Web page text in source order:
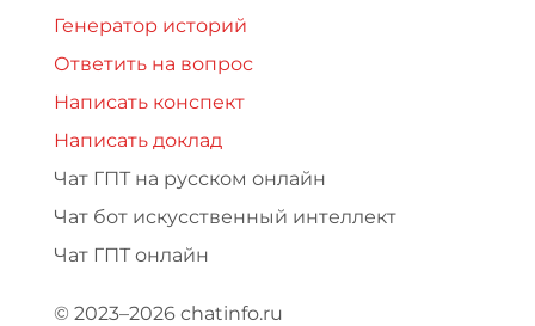
Генератор историй
Ответить на вопрос
Написать конспект
Написать доклад
Чат ГПТ на русском онлайн
Чат бот искусственный интеллект
Чат ГПТ онлайн
© 2023–2026 chatinfo.ru